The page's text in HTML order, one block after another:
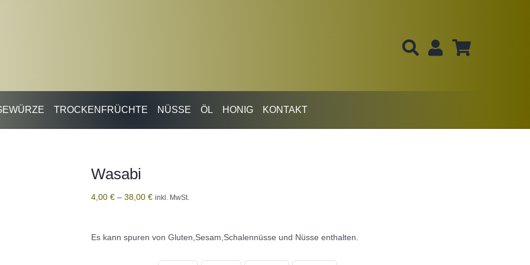
TROCKENFRÜCHTE NÜSSE ÖL HONIG KONTAKT
Wasabi
4,00 € – 38,00 € inkl. MwSt.
Es kann spuren von Gluten,Sesam,Schalennüsse und Nüsse enthalten.